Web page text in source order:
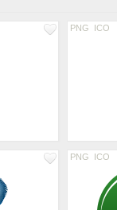
PNG ICO
PNG ICO